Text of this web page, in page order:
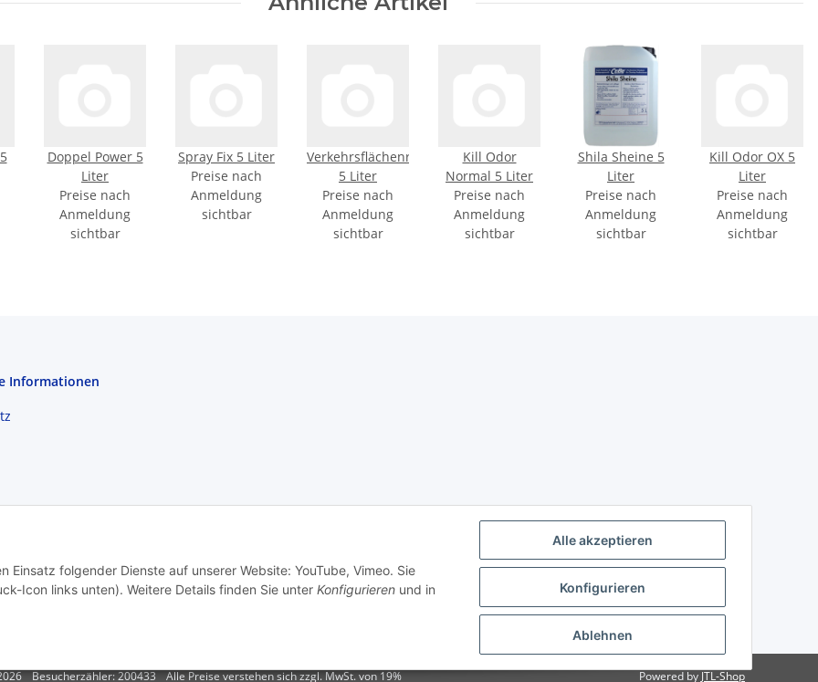
Doppel Power 5
Liter
Preise nach
Anmeldung
sichtbar
Spray Fix 5 Liter
Preise nach
Anmeldung
sichtbar
Verkehrsflächenreiniger
5 Liter
Preise nach
Anmeldung
sichtbar
Kill Odor
Normal 5 Liter
Preise nach
Anmeldung
sichtbar
Shila Sheine 5
Liter
Preise nach
Anmeldung
sichtbar
Kill Odor OX 5
Liter
Preise nach
Anmeldung
sichtbar
Informationen
Besucherzähler: 200433 Alle Preise verstehen sich zzgl. MwSt. von 19% Powered by JTL-Shop
Einsatz folgender Dienste auf unserer Website: YouTube, Vimeo. Sie
Icon links unten). Weitere Details finden Sie unter Konfigurieren und in
Alle akzeptieren
Konfigurieren
Ablehnen